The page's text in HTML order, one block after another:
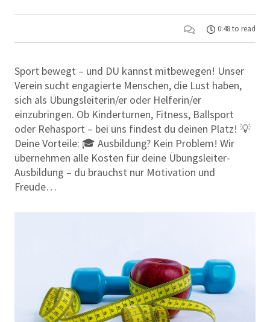
0:48 to read
Sport bewegt – und DU kannst mitbewegen! Unser
Verein sucht engagierte Menschen, die Lust haben,
sich als Übungsleiterin/er oder Helferin/er
einzubringen. Ob Kinderturnen, Fitness, Ballsport
oder Rehasport – bei uns findest du deinen Platz! 💡
Deine Vorteile: 🎓 Ausbildung? Kein Problem! Wir
übernehmen alle Kosten für deine Übungsleiter-
Ausbildung – du brauchst nur Motivation und
Freude…